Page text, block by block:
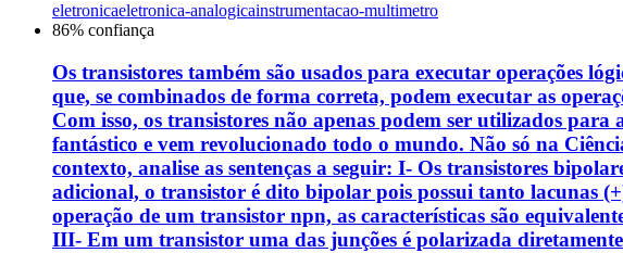
eletronicaeletronica-analogicainstrumentacao-multimetro
86% confiança
Os transistores também são usados para executar operações
que, se combinados de forma correta, podem executar as
Com isso, os transistores não apenas podem ser utilizados para
fantástico e vem revolucionado todo o mundo. Não só na
contexto, analise as sentenças a seguir: I- Os transistores
adicional, o transistor é dito bipolar pois possui tanto lacunas
operação de um transistor npn, as características são
III- Em um transistor uma das junções é polarizada